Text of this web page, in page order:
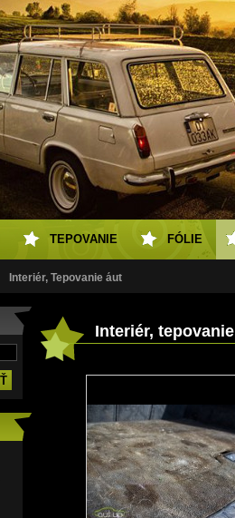
Interiér, Tepovanie áut
Interiér, tepovanie
TEPOVANIE FÓLIE